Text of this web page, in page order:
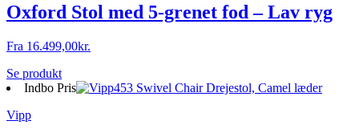
Oxford Stol med 5-grenet fod – Lav ryg
Fra 16.499,00kr.
Se produkt
Indbo Pris
Vipp